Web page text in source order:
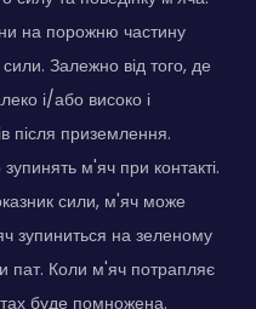
на порожню частину
Залежно від того, де
і/або високо і
після приземлення.
м'яч при контакті.
сили, м'яч може
зупиниться на зеленому
пат. Коли м'яч потрапляє
буде помножена.